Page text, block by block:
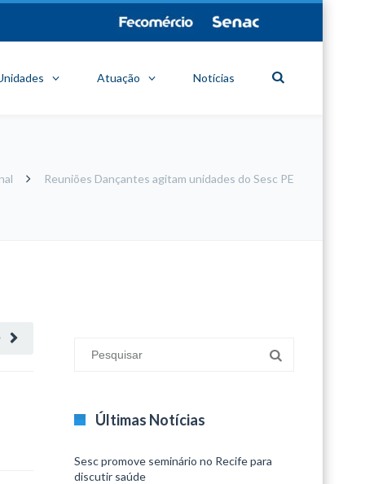
Atuação Notícias
Reuniões Dançantes agitam unidades do Sesc PE
Últimas Notícias
Sesc promove seminário no Recife para
discutir saúde